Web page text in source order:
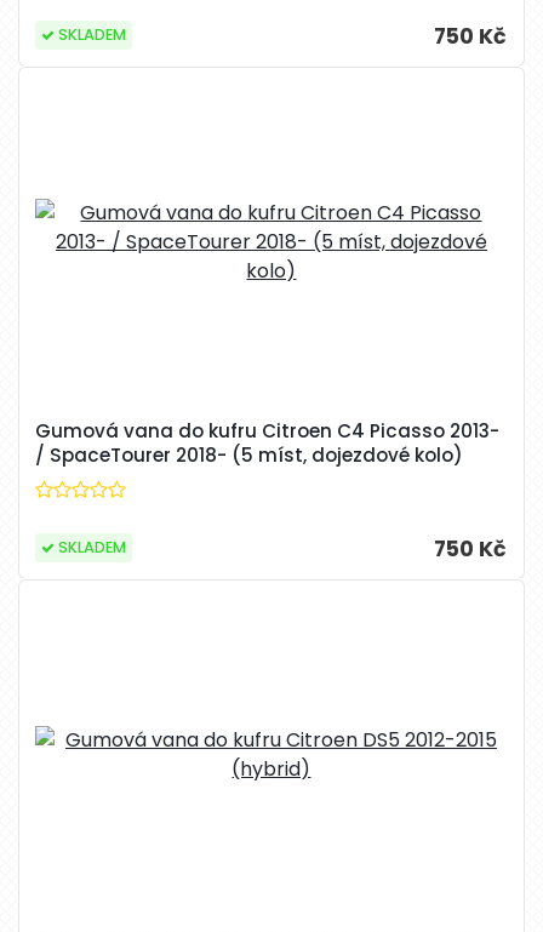
750 Kč
SKLADEM
Gumová vana do kufru Citroen C4 Picasso 2013-
/ SpaceTourer 2018- (5 míst, dojezdové kolo)
750 Kč
SKLADEM